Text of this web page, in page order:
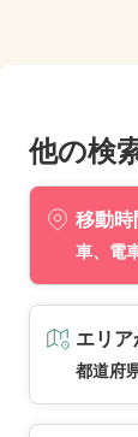
他の検
移動時
車、電
エリ
都道府